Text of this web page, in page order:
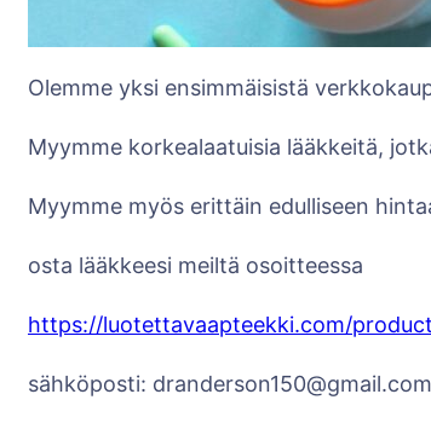
Olemme yksi ensimmäisistä
Myymme korkealaatuisia lääkkeitä,
Myymme myös erittäin edulliseen
osta lääkkeesi meiltä osoitteessa
https://luotettavaapteekki.com/
sähköposti: dranderson150@gmail.com